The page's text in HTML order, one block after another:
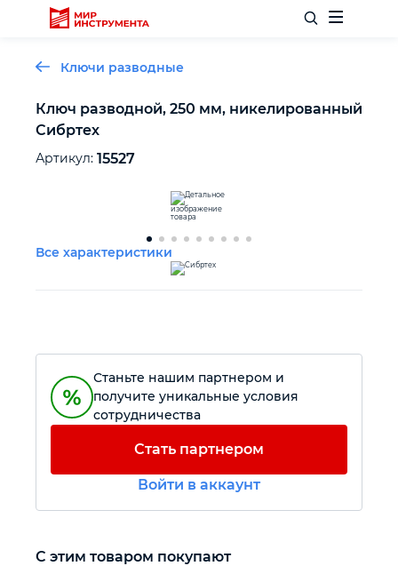
Отделочный инструмент
Столярный инструмент
Силовое оборудование
Крепежный инструмент
Ключи разводные
Ключ разводной, 250 мм, никелированный
Сибртех
Артикул: 15527
Все характеристики
Станьте нашим партнером и
получите уникальные условия
сотрудничества
Стать партнером
Войти в аккаунт
С этим товаром покупают